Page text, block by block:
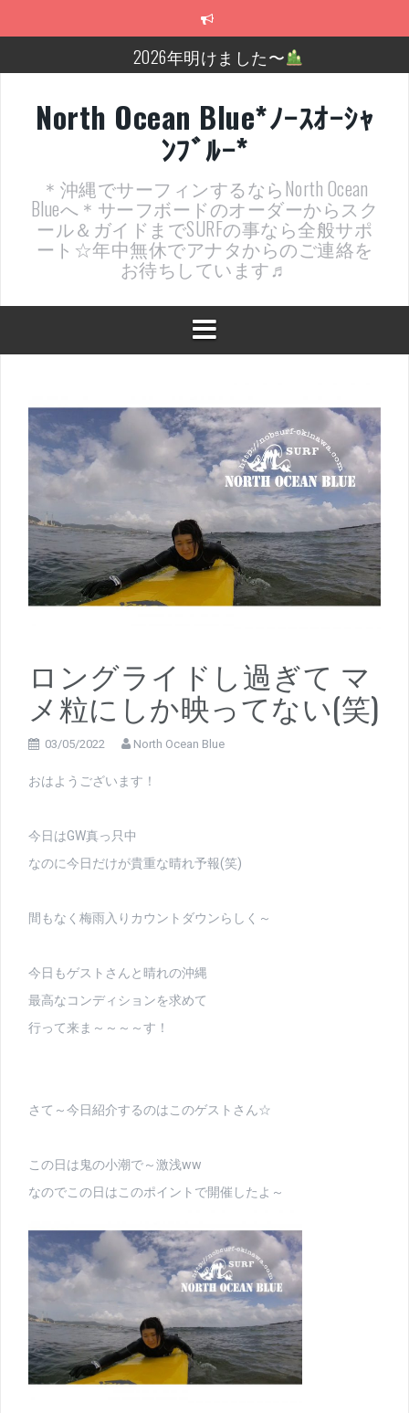
2026年明けました〜
近況報告ww
ヤッチマッターーーー！！！
支部長就任報告と支部予選・検定開催決定！
近況報告～
North Ocean Blue*ﾉｰｽｵｰｼｬ
ﾝﾌﾞﾙｰ*
＊沖縄でサーフィンするならNorth Ocean
Blueへ＊サーフボードのオーダーからスク
ール＆ガイドまでSURFの事なら全般サポ
ート☆年中無休でアナタからのご連絡を
お待ちしています♬
ロングライドし過ぎて マ
メ粒にしか映ってない(笑)
03/05/2022 North Ocean Blue
おはようございます！
今日はGW真っ只中
なのに今日だけが貴重な晴れ予報(笑)
間もなく梅雨入りカウントダウンらしく～
今日もゲストさんと晴れの沖縄
最高なコンディションを求めて
行って来ま～～～～す！
さて～今日紹介するのはこのゲストさん☆
この日は鬼の小潮で～激浅ww
なのでこの日はこのポイントで開催したよ～